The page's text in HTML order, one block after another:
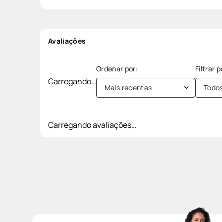
Avaliações
Carregando…
Mais recentes
Carregando avaliações…